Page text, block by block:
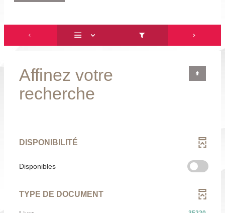
Affinez votre
recherche
DISPONIBILITÉ
Disponibles
-
ajouter
TYPE DE DOCUMENT